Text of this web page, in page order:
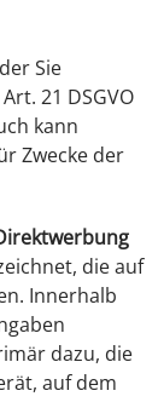
Sie
21 DSGVO
kann
Zwecke der
die auf
Innerhalb
dazu, die
auf dem